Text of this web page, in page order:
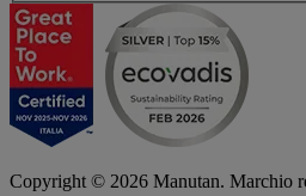
Copyright © 2026 Manutan. Marchio